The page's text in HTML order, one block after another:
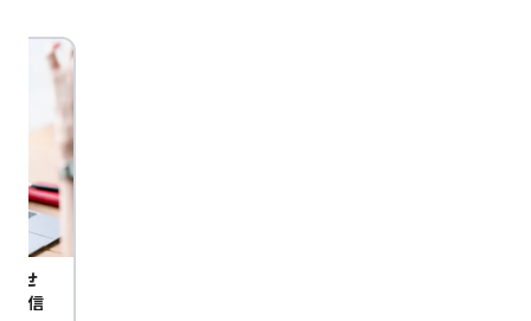
ませ
配信